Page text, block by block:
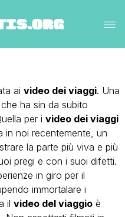
ai video dei viaggi. Una
ha sin da subito
per i video dei viaggi
in noi recentemente, un
la parte più viva e più
pregi e con i suoi difetti.
in giro per il
immortalare i
il video del viaggio è